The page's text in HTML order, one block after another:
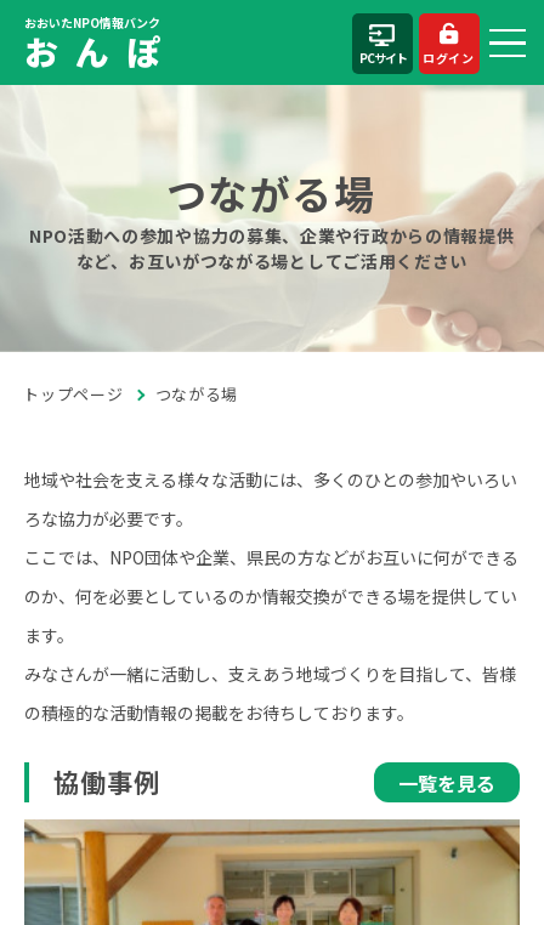
おおいたNPO情報バンク
お ん ぽ PCサイト ログイン
つながる場
NPO活動への参加や協力の募集、企業や行政からの情報提供
など、お互いがつながる場としてご活用ください
トップページ つながる場
地域や社会を支える様々な活動には、多くのひとの参加やいろい
ろな協力が必要です。
ここでは、NPO団体や企業、県民の方などがお互いに何ができる
のか、何を必要としているのか情報交換ができる場を提供してい
ます。
みなさんが一緒に活動し、支えあう地域づくりを目指して、皆様
の積極的な活動情報の掲載をお待ちしております。
協働事例 一覧を見る